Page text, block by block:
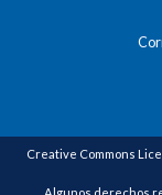
Creative Commons